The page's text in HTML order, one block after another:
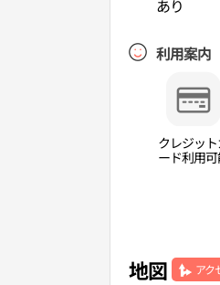
あり
利用案内
クレジット
ード利用
地図 アク